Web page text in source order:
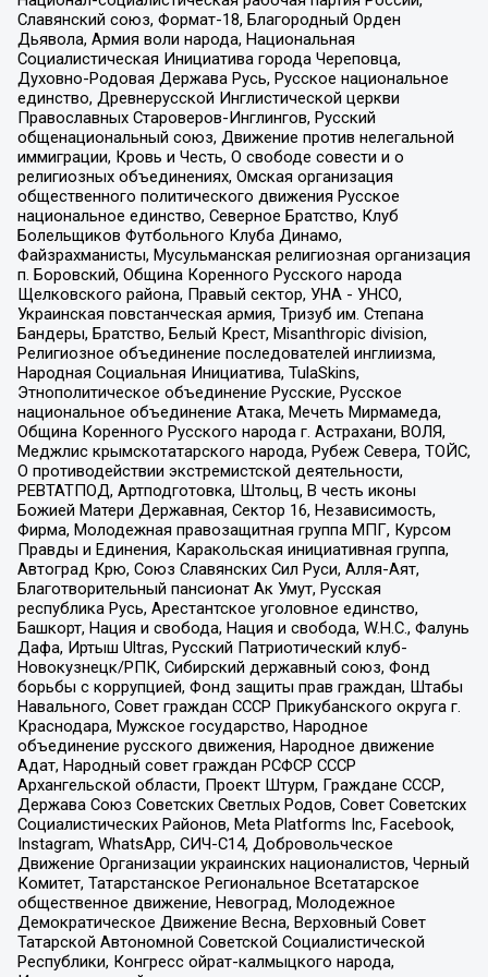
Славянский союз, Формат-18, Благородный Орден
Дьявола, Армия воли народа, Национальная
Социалистическая Инициатива города Череповца,
Духовно-Родовая Держава Русь, Русское национальное
единство, Древнерусской Инглистической церкви
Православных Староверов-Инглингов, Русский
общенациональный союз, Движение против нелегальной
иммиграции, Кровь и Честь, О свободе совести и о
религиозных объединениях, Омская организация
общественного политического движения Русское
национальное единство, Северное Братство, Клуб
Болельщиков Футбольного Клуба Динамо,
Файзрахманисты, Мусульманская религиозная организация
п. Боровский, Община Коренного Русского народа
Щелковского района, Правый сектор, УНА - УНСО,
Украинская повстанческая армия, Тризуб им. Степана
Бандеры, Братство, Белый Крест, Misanthropic division,
Религиозное объединение последователей инглиизма,
Народная Социальная Инициатива, TulaSkins,
Этнополитическое объединение Русские, Русское
национальное объединение Атака, Мечеть Мирмамеда,
Община Коренного Русского народа г. Астрахани, ВОЛЯ,
Меджлис крымскотатарского народа, Рубеж Севера, ТОЙС,
О противодействии экстремистской деятельности,
РЕВТАТПОД, Артподготовка, Штольц, В честь иконы
Божией Матери Державная, Сектор 16, Независимость,
Фирма, Молодежная правозащитная группа МПГ, Курсом
Правды и Единения, Каракольская инициативная группа,
Автоград Крю, Союз Славянских Сил Руси, Алля-Аят,
Благотворительный пансионат Ак Умут, Русская
республика Русь, Арестантское уголовное единство,
Башкорт, Нация и свобода, Нация и свобода, W.H.С., Фалунь
Дафа, Иртыш Ultras, Русский Патриотический клуб-
Новокузнецк/РПК, Сибирский державный союз, Фонд
борьбы с коррупцией, Фонд защиты прав граждан, Штабы
Навального, Совет граждан СССР Прикубанского округа г.
Краснодара, Мужское государство, Народное
объединение русского движения, Народное движение
Адат, Народный совет граждан РСФСР СССР
Архангельской области, Проект Штурм, Граждане СССР,
Держава Союз Советских Светлых Родов, Совет Советских
Социалистических Районов, Meta Platforms Inc, Facebook,
Instagram, WhatsApp, СИЧ-С14, Добровольческое
Движение Организации украинских националистов, Черный
Комитет, Татарстанское Региональное Всетатарское
общественное движение, Невоград, Молодежное
Демократическое Движение Весна, Верховный Совет
Татарской Автономной Советской Социалистической
Республики, Конгресс ойрат-калмыцкого народа,